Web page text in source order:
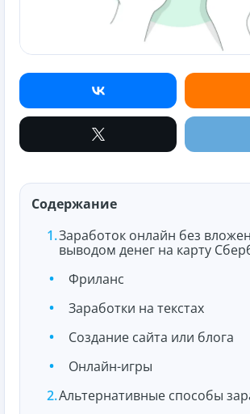
Содержание
Заработок онлайн без
выводом денег на карту
Фриланс
Заработки на текстах
Создание сайта или блога
Онлайн-игры
Альтернативные способы